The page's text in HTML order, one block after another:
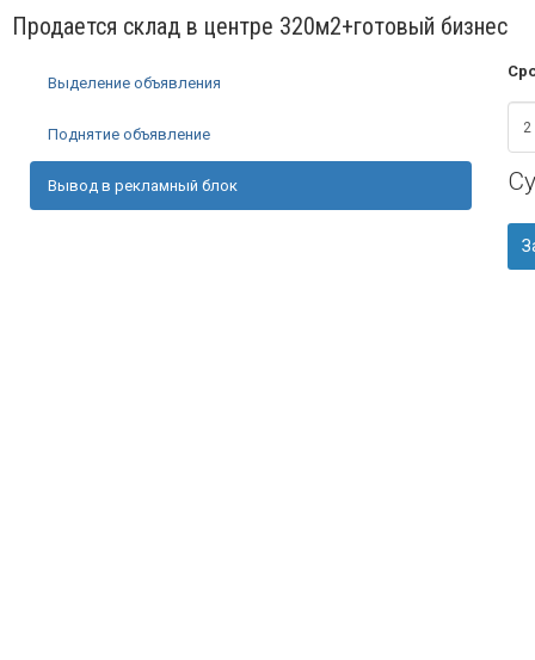
Продается склад в центре 320м2+готовый бизнес
Выделение объявления
Поднятие объявление
Вывод в рекламный блок